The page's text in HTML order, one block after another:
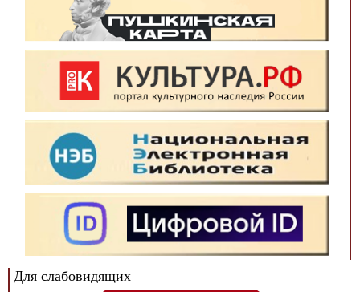
Для слабовидящих